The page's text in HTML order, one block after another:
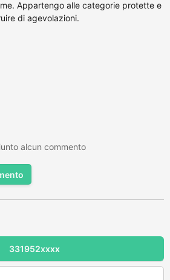
Appartengo alle categorie protette e
di agevolazioni.
alcun commento
331952xxxx